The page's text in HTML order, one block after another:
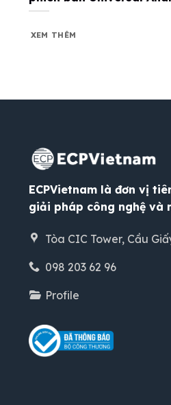
XEM THÊM
ECPVietnam là đơn vị
giải pháp công nghệ và
Tòa CIC Tower, Cầu
098 203 62 96
Profile